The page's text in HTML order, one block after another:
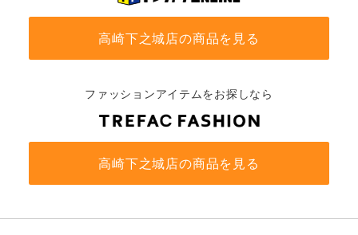
高崎下之城店の商品を見る
ファッションアイテムをお探しなら
高崎下之城店の商品を見る